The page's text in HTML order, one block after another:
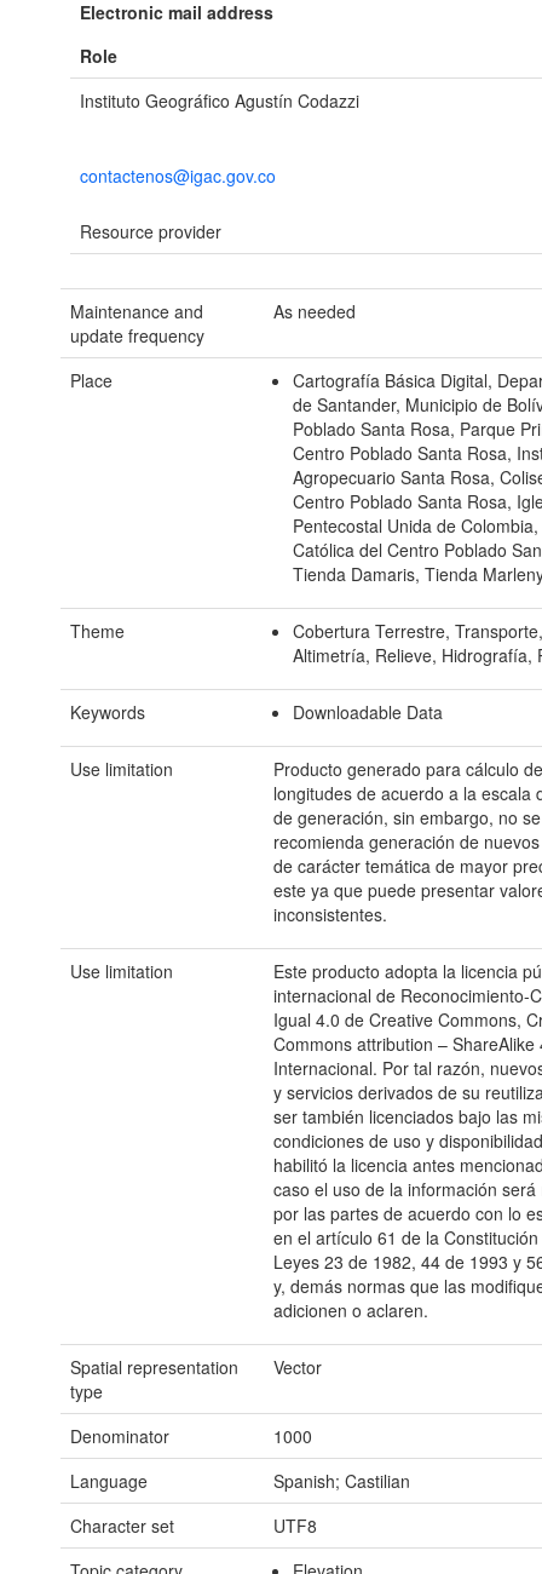
Electronic mail address
Role
Instituto Geográfico Agustín Codazzi
contactenos@igac.gov.co
Resource provider
Maintenance and
update frequency
As needed
Place
Cartografía Básica Digital,
de Santander, Municipio de
Poblado Santa Rosa, Parque
Centro Poblado Santa Rosa,
Agropecuario Santa Rosa,
Centro Poblado Santa Rosa,
Pentecostal Unida de
Católica del Centro Poblado
Tienda Damaris, Tienda
Theme
Cobertura Terrestre,
Altimetría, Relieve, Hidrografía,
Keywords Downloadable Data
Use limitation
Producto generado para cálculo
longitudes de acuerdo a la escala
de generación, sin embargo, no se
recomienda generación de
de carácter temática de mayor
este ya que puede presentar
inconsistentes.
Use limitation
Este producto adopta la licencia
internacional de Reconocimiento-
Igual 4.0 de Creative Commons,
Commons attribution – ShareAlike
Internacional. Por tal razón,
y servicios derivados de su
ser también licenciados bajo las
condiciones de uso y
habilitó la licencia antes
caso el uso de la información será
por las partes de acuerdo con lo
en el artículo 61 de la
Leyes 23 de 1982, 44 de 1993 y
y, demás normas que las
adicionen o aclaren.
Spatial representation
type
Vector
Denominator
1000
Language
Spanish; Castilian
Character set
UTF8